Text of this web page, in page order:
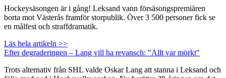
Hockeysäsongen är i gång! Leksand vann försäsongspremiären
borta mot Västerås framför storpublik. Över 3 500 personer fick se
en målfest och straffdramatik.
Läs hela artikeln >>
Efter degraderingen – Lang vill ha revansch: "Allt var mörkt"
Trots alternativ från SHL valde Oskar Lang att stanna i Leksand och